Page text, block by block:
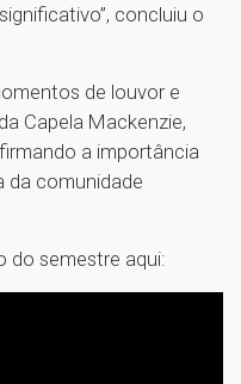
concluiu o
de louvor e
Capela Mackenzie,
a importância
da comunidade
do semestre aqui: